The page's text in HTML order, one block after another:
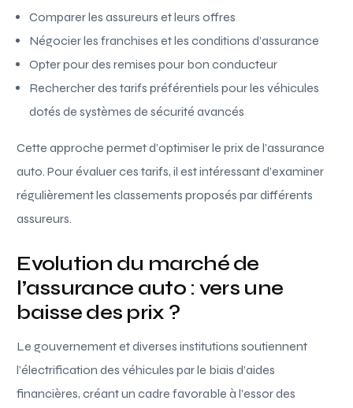
Comparer les assureurs et leurs offres
Négocier les franchises et les conditions d’assurance
Opter pour des remises pour bon conducteur
Rechercher des tarifs préférentiels pour les véhicules
dotés de systèmes de sécurité avancés
Cette approche permet d’optimiser le prix de l’assurance
auto. Pour évaluer ces tarifs, il est intéressant d’examiner
régulièrement les classements proposés par différents
assureurs.
Evolution du marché de
l’assurance auto : vers une
baisse des prix ?
Le gouvernement et diverses institutions soutiennent
l’électrification des véhicules par le biais d’aides
financières, créant un cadre favorable à l’essor des